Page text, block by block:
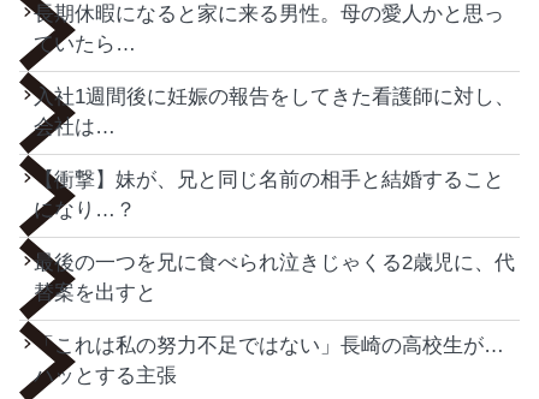
長期休暇になると家に来る男性。母の愛人かと思っ
ていたら…
入社1週間後に妊娠の報告をしてきた看護師に対し、
会社は…
【衝撃】妹が、兄と同じ名前の相手と結婚すること
になり…？
最後の一つを兄に食べられ泣きじゃくる2歳児に、代
替案を出すと
「これは私の努力不足ではない」長崎の高校生が…
ハッとする主張